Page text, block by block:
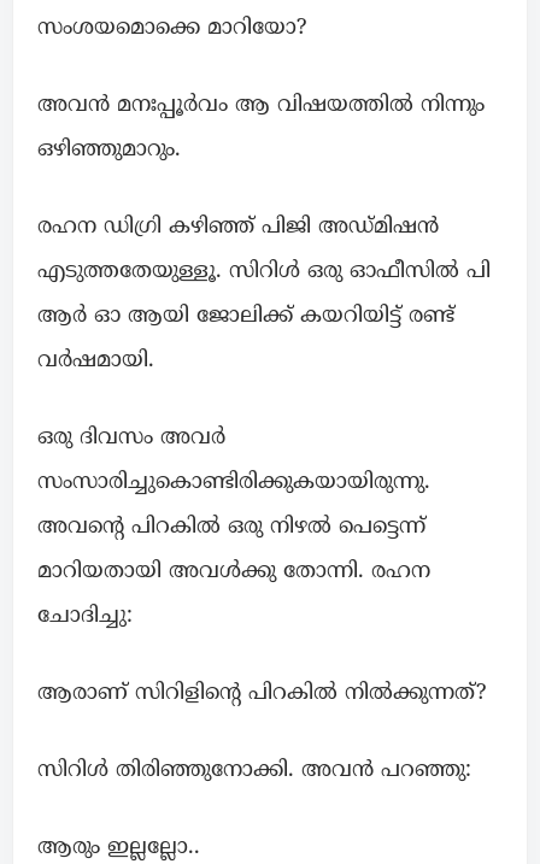
സംശയമൊക്കെ മാറിയോ?
അവൻ മനഃപ്പൂർവം ആ വിഷയത്തിൽ നിന്നും
ഒഴിഞ്ഞുമാറും.
രഹന ഡിഗ്രി കഴിഞ്ഞ് പിജി അഡ്മിഷൻ
എടുത്തതേയുള്ളൂ. സിറിൾ ഒരു ഓഫീസിൽ പി
ആർ ഓ ആയി ജോലിക്ക് കയറിയിട്ട് രണ്ട്
വർഷമായി.
ഒരു ദിവസം അവർ
സംസാരിച്ചുകൊണ്ടിരിക്കുകയായിരുന്നു.
അവന്റെ പിറകിൽ ഒരു നിഴൽ പെട്ടെന്ന്
മാറിയതായി അവൾക്കു തോന്നി. രഹന
ചോദിച്ചു:
ആരാണ് സിറിളിന്റെ പിറകിൽ നിൽക്കുന്നത്?
സിറിൾ തിരിഞ്ഞുനോക്കി. അവൻ പറഞ്ഞു:
ആരും ഇല്ലല്ലോ..